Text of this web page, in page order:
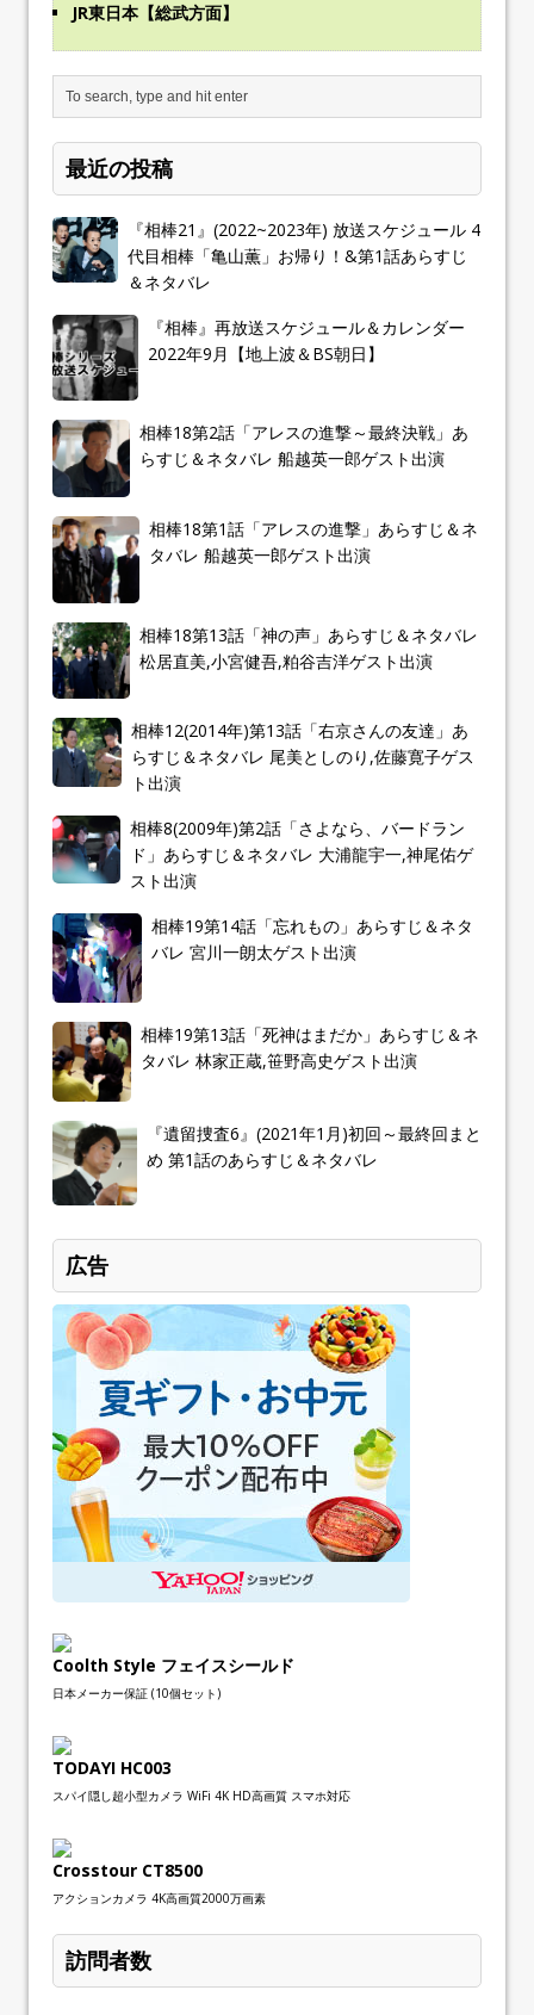
JR東日本【総武方面】
最近の投稿
『相棒21』(2022~2023年) 放送スケジュール 4
代目相棒「亀山薫」お帰り！&第1話あらすじ
＆ネタバレ
『相棒』再放送スケジュール＆カレンダー
2022年9月【地上波＆BS朝日】
相棒18第2話「アレスの進撃～最終決戦」あ
らすじ＆ネタバレ 船越英一郎ゲスト出演
相棒18第1話「アレスの進撃」あらすじ＆ネ
タバレ 船越英一郎ゲスト出演
相棒18第13話「神の声」あらすじ＆ネタバレ
松居直美,小宮健吾,粕谷吉洋ゲスト出演
相棒12(2014年)第13話「右京さんの友達」あ
らすじ＆ネタバレ 尾美としのり,佐藤寛子ゲス
ト出演
相棒8(2009年)第2話「さよなら、バードラン
ド」あらすじ＆ネタバレ 大浦龍宇一,神尾佑ゲ
スト出演
相棒19第14話「忘れもの」あらすじ＆ネタ
バレ 宮川一朗太ゲスト出演
相棒19第13話「死神はまだか」あらすじ＆ネ
タバレ 林家正蔵,笹野高史ゲスト出演
『遺留捜査6』(2021年1月)初回～最終回まと
め 第1話のあらすじ＆ネタバレ
広告
Coolth Style フェイスシールド
日本メーカー保証 (10個セット)
TODAYI HC003
スパイ隠し超小型カメラ WiFi 4K HD高画質 スマホ対応
Crosstour CT8500
アクションカメラ 4K高画質2000万画素
訪問者数